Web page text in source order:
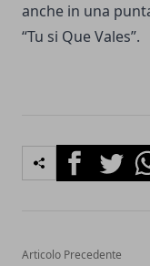
anche in una
“Tu si Que Vales”.
FacebookTwitter
Articolo Precedente